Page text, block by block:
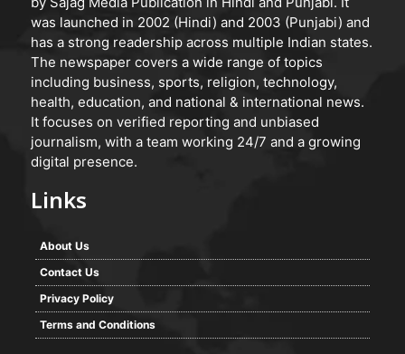
was launched in 2002 (Hindi) and 2003 (Punjabi) and
has a strong readership across multiple Indian states.
The newspaper covers a wide range of topics
including business, sports, religion, technology,
health, education, and national & international news.
It focuses on verified reporting and unbiased
journalism, with a team working 24/7 and a growing
digital presence.
Links
About Us
Contact Us
Privacy Policy
Terms and Conditions